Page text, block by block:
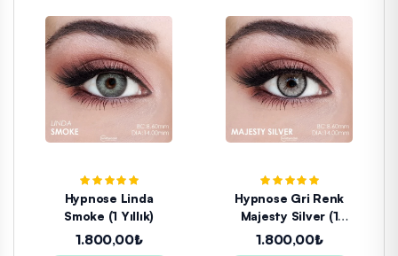
Hypnose Linda
Smoke (1 Yıllık)
1.800,00₺
Hypnose Gri Renk
Majesty Silver (1
Yıllık)
1.800,00₺